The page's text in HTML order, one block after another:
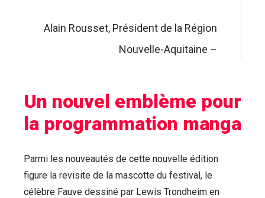
Alain Rousset, Président de la Région
Nouvelle-Aquitaine –
Un nouvel emblème pour
la programmation manga
Parmi les nouveautés de cette nouvelle édition
figure la revisite de la mascotte du festival, le
célèbre Fauve dessiné par Lewis Trondheim en